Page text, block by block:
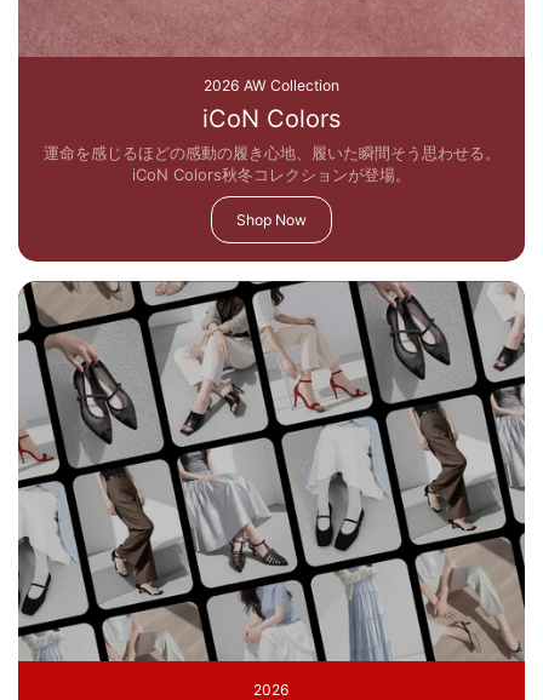
2026 AW Collection
iCoN Colors
運命を感じるほどの感動の履き心地、履いた瞬間そう思わせる。
iCoN Colors秋冬コレクションが登場。
Shop Now
2026